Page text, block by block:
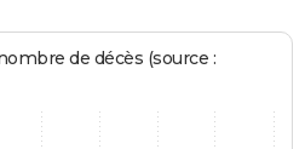
de décès (source :